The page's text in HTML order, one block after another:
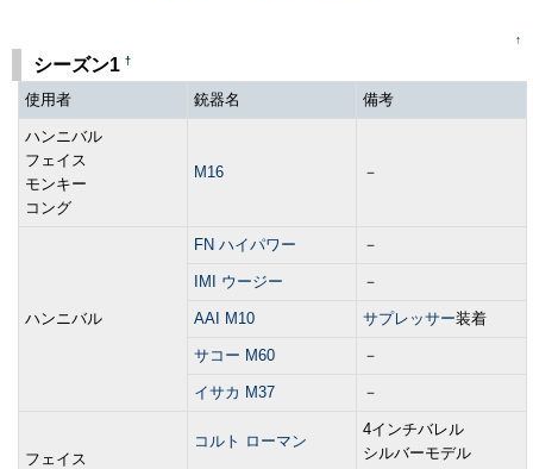
↑
シーズン1 †
使用者 銃器名 備考
ハンニバル
フェイス
モンキー
コング
M16 －
ハンニバル
FN ハイパワー －
IMI ウージー －
AAI M10 サプレッサー装着
サコー M60 －
イサカ M37 －
フェイス
コルト ローマン
4インチバレル
シルバーモデル